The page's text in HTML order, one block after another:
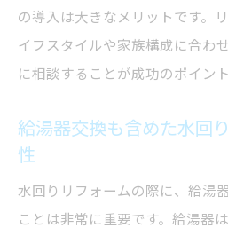
の導入は大きなメリットです。
イフスタイルや家族構成に合わ
に相談することが成功のポイント
給湯器交換も含めた水回
性
水回りリフォームの際に、給湯
ことは非常に重要です。給湯器